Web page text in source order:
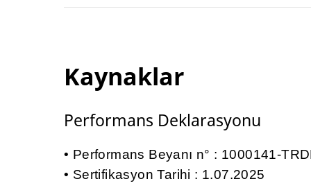
Kaynaklar
Performans Deklarasyonu
Performans Beyanı n° : 1000141-
Sertifikasyon Tarihi : 1.07.2025